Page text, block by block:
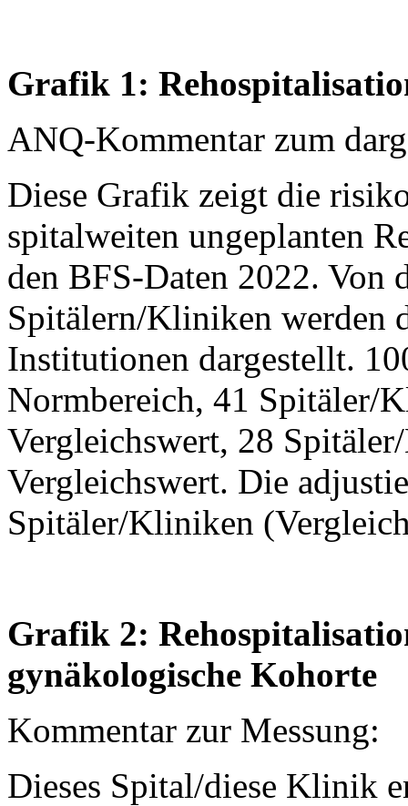
Grafik 1:
ANQ-Kommentar zum
Diese Grafik zeigt die
spitalweiten ungeplanten
den BFS-Daten 2022. Von
Spitälern/Kliniken werden
Institutionen dargestellt.
Normbereich, 41 Spitäler/
Vergleichswert, 28
Vergleichswert. Die
Spitäler/Kliniken
Grafik 2:
gynäkologische Kohorte
Kommentar zur Messung:
Dieses Spital/diese Klinik